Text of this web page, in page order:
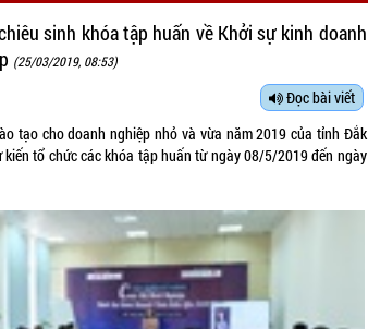
sinh khóa tập huấn về Khởi sự kinh doanh
(25/03/2019, 08:53)
Đọc bài viết
tạo cho doanh nghiệp nhỏ và vừa năm 2019 của tỉnh Đắk
kiến tổ chức các khóa tập huấn từ ngày 08/5/2019 đến ngày